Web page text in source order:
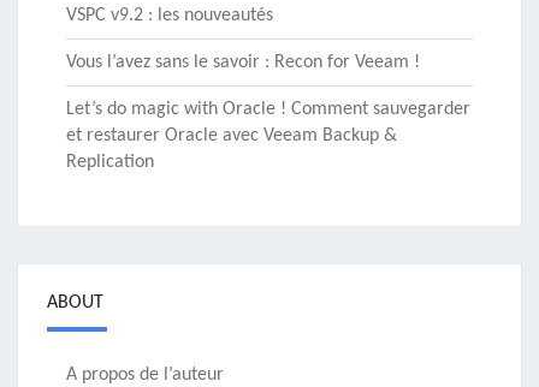
VSPC v9.2 : les nouveautés
Vous l’avez sans le savoir : Recon for Veeam !
Let’s do magic with Oracle ! Comment sauvegarder
et restaurer Oracle avec Veeam Backup &
Replication
ABOUT
A propos de l’auteur